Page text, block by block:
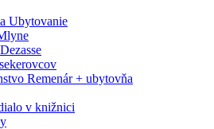
Ubytovanie
Remenár + ubytovňa
v knižnici